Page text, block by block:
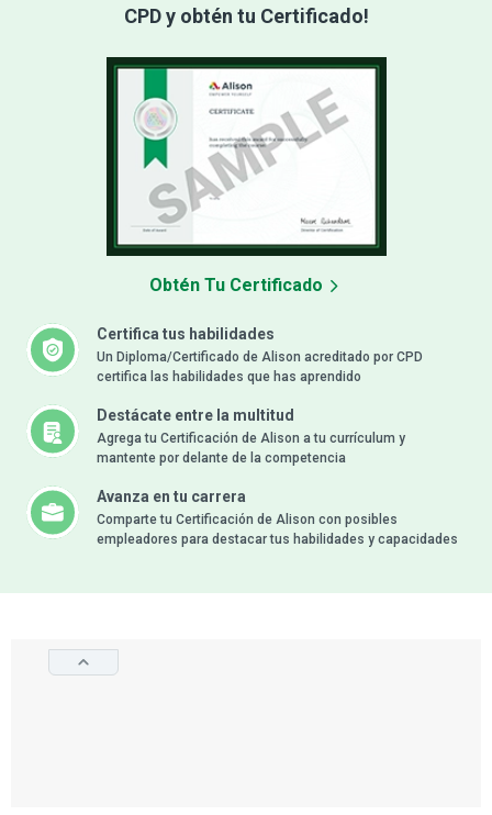
CPD y obtén tu Certificado!
Certifica tus habilidades
Un Diploma/Certificado de Alison acreditado por CPD
certifica las habilidades que has aprendido
Destácate entre la multitud
Agrega tu Certificación de Alison a tu currículum y
mantente por delante de la competencia
Avanza en tu carrera
Comparte tu Certificación de Alison con posibles
empleadores para destacar tus habilidades y capacidades
Obtén Tu Certificado